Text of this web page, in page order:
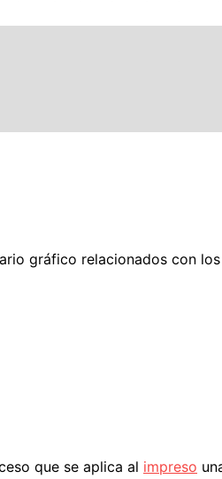
gráfico relacionados con
que se aplica al impreso